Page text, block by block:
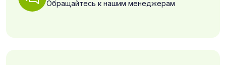
Обращайтесь к нашим менеджерам